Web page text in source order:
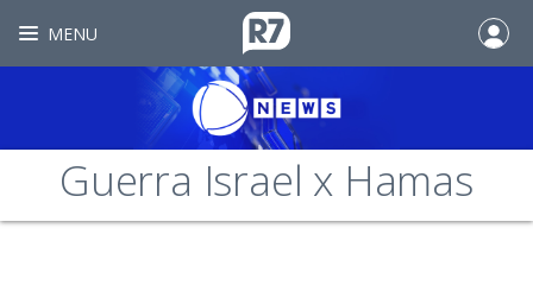
MENU
Guerra Israel x Hamas